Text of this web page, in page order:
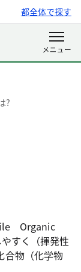
都全体で探す
?
Organic
すく（揮発性
合物（化学物